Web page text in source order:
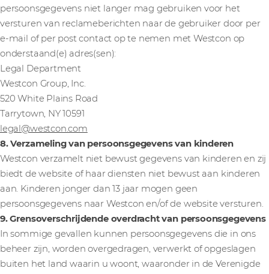
persoonsgegevens niet langer mag gebruiken voor het
versturen van reclameberichten naar de gebruiker door per
e-mail of per post contact op te nemen met Westcon op
onderstaand(e) adres(sen):
Legal Department
Westcon Group, Inc.
520 White Plains Road
Tarrytown, NY 10591
legal@westcon.com
8. Verzameling van persoonsgegevens van kinderen
Westcon verzamelt niet bewust gegevens van kinderen en zij
biedt de website of haar diensten niet bewust aan kinderen
aan. Kinderen jonger dan 13 jaar mogen geen
persoonsgegevens naar Westcon en/of de website versturen.
9. Grensoverschrijdende overdracht van persoonsgegevens
In sommige gevallen kunnen persoonsgegevens die in ons
beheer zijn, worden overgedragen, verwerkt of opgeslagen
buiten het land waarin u woont, waaronder in de Verenigde